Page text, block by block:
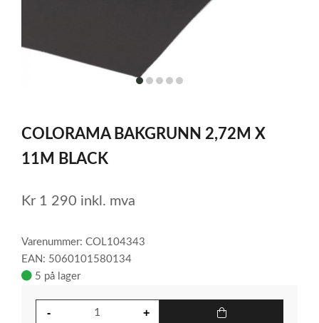
itemitemitemitemitem
of
5
COLORAMA BAKGRUNN 2,72M X
11M BLACK
Kr 1 290 inkl. mva
Varenummer: COL104343
EAN: 5060101580134
5 på lager